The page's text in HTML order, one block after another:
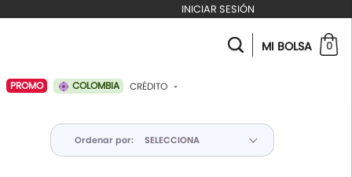
INICIAR SESIÓN
PROMO COLOMBIA CRÉDITO
MI BOLSA 0
Ordenar por: